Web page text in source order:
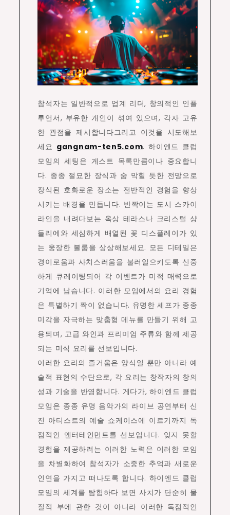
참석자는 일반적으로 업계 리더, 창의적인 인플
루언서, 부유한 개인이 섞여 있으며, 각자 고유
한 관점을 제시합니다그리고 이것을 시도해보
세요 gangnam-ten5.com. 하이엔드 클럽
모임의 세팅은 게스트 목록만큼이나 중요합니
다. 종종 절묘한 장식과 숨 막힐 듯한 전망으로
장식된 호화로운 장소는 전반적인 경험을 향상
시키는 배경을 만듭니다. 반짝이는 도시 스카이
라인을 내려다보는 옥상 테라스나 크리스털 샹
들리에와 세심하게 배열된 꽃 디스플레이가 있
는 웅장한 볼룸을 상상해보세요. 모든 디테일은
경이로움과 사치스러움을 불러일으키도록 신중
하게 큐레이팅되어 각 이벤트가 미적 매력으로
기억에 남습니다. 이러한 모임에서의 요리 경험
은 특별하기 짝이 없습니다. 유명한 셰프가 종종
미각을 자극하는 맞춤형 메뉴를 만들기 위해 고
용되며, 고급 와인과 프리미엄 주류와 함께 제공
되는 미식 요리를 선보입니다.
이러한 요리의 즐거움은 양식일 뿐만 아니라 예
술적 표현의 수단으로, 각 요리는 창작자의 창의
성과 기술을 반영합니다. 게다가, 하이엔드 클럽
모임은 종종 유명 음악가의 라이브 공연부터 신
진 아티스트의 예술 쇼케이스에 이르기까지 독
점적인 엔터테인먼트를 선보입니다. 잊지 못할
경험을 제공하려는 이러한 노력은 이러한 모임
을 차별화하여 참석자가 소중한 추억과 새로운
인연을 가지고 떠나도록 합니다. 하이엔드 클럽
모임의 세계를 탐험하다 보면 사치가 단순히 물
질적 부에 관한 것이 아니라 이러한 독점적인